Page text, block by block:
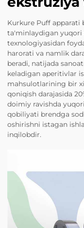
Kurkure Puff apparati
ta'minlaydigan yuqori
texnologiyasidan
harorati va namlik
beradi, natijada
keladigan aperitivlar
mahsulotlarining bir
qoniqish darajasida
doimiy ravishda
qobiliyati brendga
oshirishni istagan
inqilobdir.